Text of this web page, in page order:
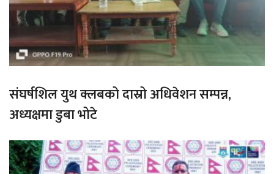
संघर्षशिल युथ क्लबको दास्रो अधिवेशन सम्पन्न,
अध्यक्षमा डुबा भोटे